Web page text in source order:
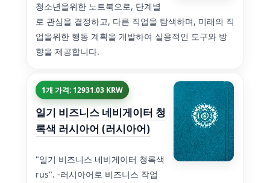
청소년을위한 노트북으로, 단계별
로 관심을 결정하고, 다른 직업을 탐색하며, 미래의 직
업을위한 행동 계획을 개발하여 실용적인 도구와 방
향을 제공합니다.
1개 가격: 12931.03 KRW
일기 비즈니스 네비게이터 청
록색 러시아어 (러시아어)
"일기 비즈니스 네비게이터 청록색
rus". -러시아어로 비즈니스 작업